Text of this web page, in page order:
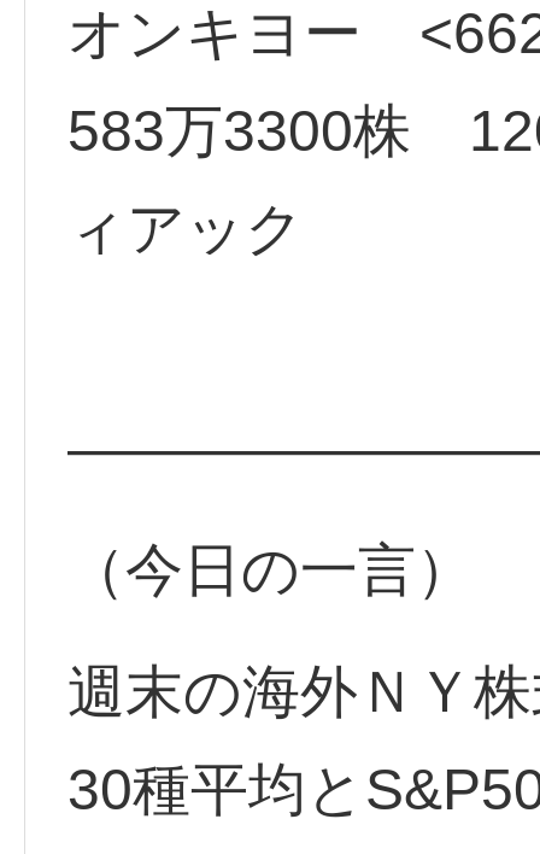
オンキヨー
583万3300株
ィアック
（今日の一言）
週末の海外ＮＹ
30種平均と